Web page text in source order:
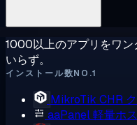
1000以上のアプリをワ
いらず。
インストール数NO.1
MikroTik CHR
aaPanel軽量ホ